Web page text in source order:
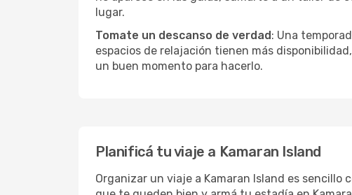
lugar.
Tomate un descanso de verdad: Una
espacios de relajación tienen más
un buen momento para hacerlo.
Planificá tu viaje a Kamaran Island
Organizar un viaje a Kamaran Island es